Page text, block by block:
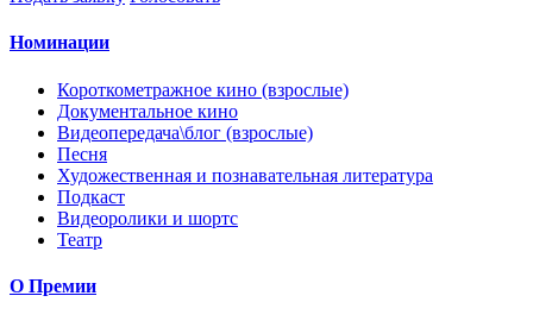
Номинации
Короткометражное кино (взрослые)
Документальное кино
Видеопередача\блог (взрослые)
Песня
Художественная и познавательная литература
Подкаст
Видеоролики и шортс
Театр
О Премии